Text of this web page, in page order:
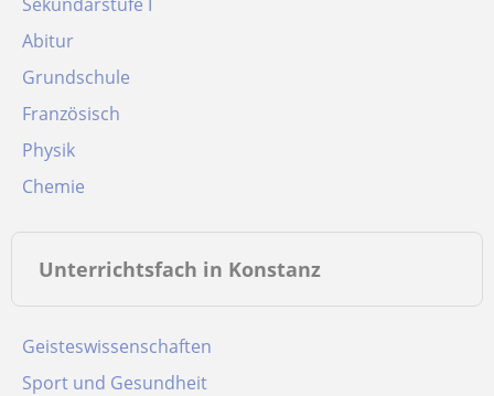
Abitur
Grundschule
Französisch
Physik
Chemie
Unterrichtsfach in Konstanz
Geisteswissenschaften
Sport und Gesundheit